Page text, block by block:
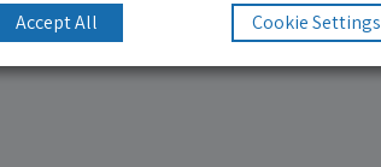
Cookie Settings
Accept All